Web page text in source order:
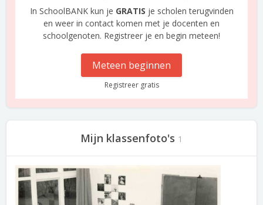
In SchoolBANK kun je GRATIS je scholen terugvinden
en weer in contact komen met je docenten en
schoolgenoten. Registreer je en begin meteen!
Meteen beginnen
Registreer gratis
Mijn klassenfoto's 1